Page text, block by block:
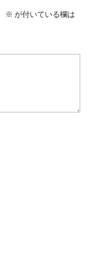
※ が付いている欄は